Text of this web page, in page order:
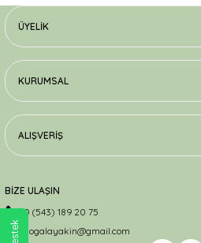
ÜYELIK
KURUMSAL
ALIŞVERIŞ
BİZE ULAŞIN
0 (543) 189 20 75
dogalayakin@gmail.com